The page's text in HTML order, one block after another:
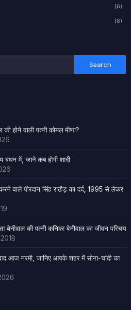
(6)
(6)
होने वाली पत्नी कोमल मीणा?
बंधन में, जाने कब होगी शादी
वाले पीरदान सिंह राठौड़ का दर्द, 1995 से लेकर
बेनीवाल की पत्नी कनिका बेनीवाल का जीवन परिचय
आज नरमी, जानिए आपके शहर में सोना-चांदी का